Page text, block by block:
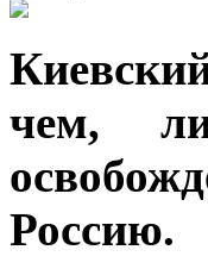
чем,
Россию.